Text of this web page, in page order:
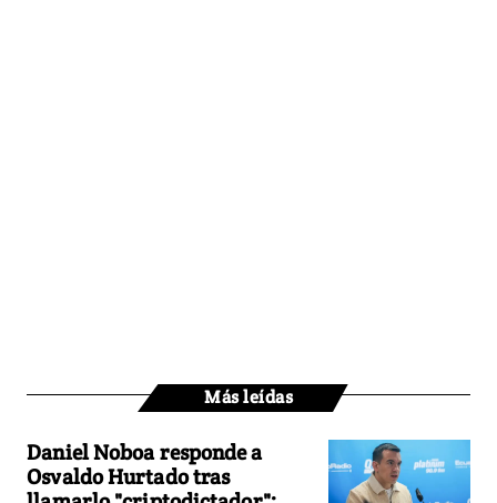
Más leídas
Daniel Noboa responde a
Osvaldo Hurtado tras